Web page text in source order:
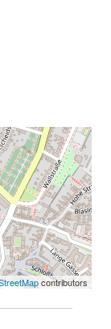
contributors